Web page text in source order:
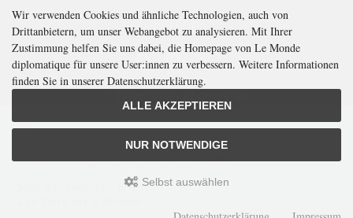
mit der weltweitgrößten
MonatszeitungfürinternationalePolitik
Jetzt das Digi-Abo testen:
Folgen
LMd © 2026 | Template © 2009-2026 bymodified eCommerce Shopsoftware
Wir verwenden Cookies und ähnliche Technologien, auch von
Drittanbietern, um unser Webangebot zu analysieren. Mit Ihrer
Zustimmung helfen Sie uns dabei, die Homepage von Le Monde
diplomatique für unsere User:innen zu verbessern. Weitere Informationen
finden Sie in unserer Datenschutzerklärung.
ALLE AKZEPTIEREN
NUR NOTWENDIGE
Selbst auswählen